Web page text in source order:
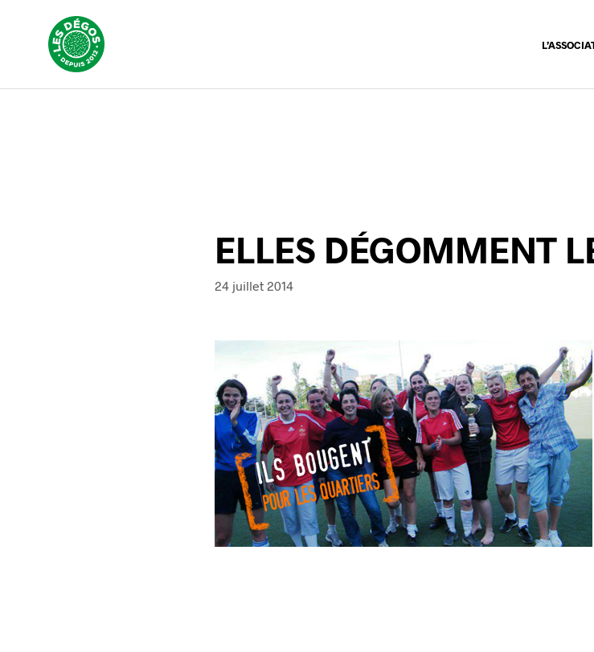
ELLES DÉGOMMENT
24 juillet 2014